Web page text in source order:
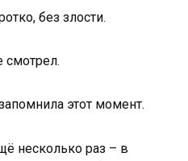
без злости.
смотрел.
этот момент.
несколько раз – в